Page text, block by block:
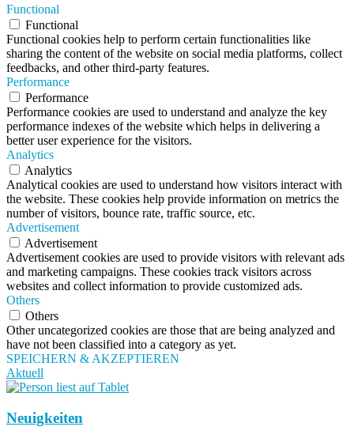
Functional
Functional
Functional cookies help to perform certain functionalities like
sharing the content of the website on social media platforms, collect
feedbacks, and other third-party features.
Performance
Performance
Performance cookies are used to understand and analyze the key
performance indexes of the website which helps in delivering a
better user experience for the visitors.
Analytics
Analytics
Analytical cookies are used to understand how visitors interact with
the website. These cookies help provide information on metrics the
number of visitors, bounce rate, traffic source, etc.
Advertisement
Advertisement
Advertisement cookies are used to provide visitors with relevant ads
and marketing campaigns. These cookies track visitors across
websites and collect information to provide customized ads.
Others
Others
Other uncategorized cookies are those that are being analyzed and
have not been classified into a category as yet.
SPEICHERN & AKZEPTIEREN
Aktuell
Neuigkeiten